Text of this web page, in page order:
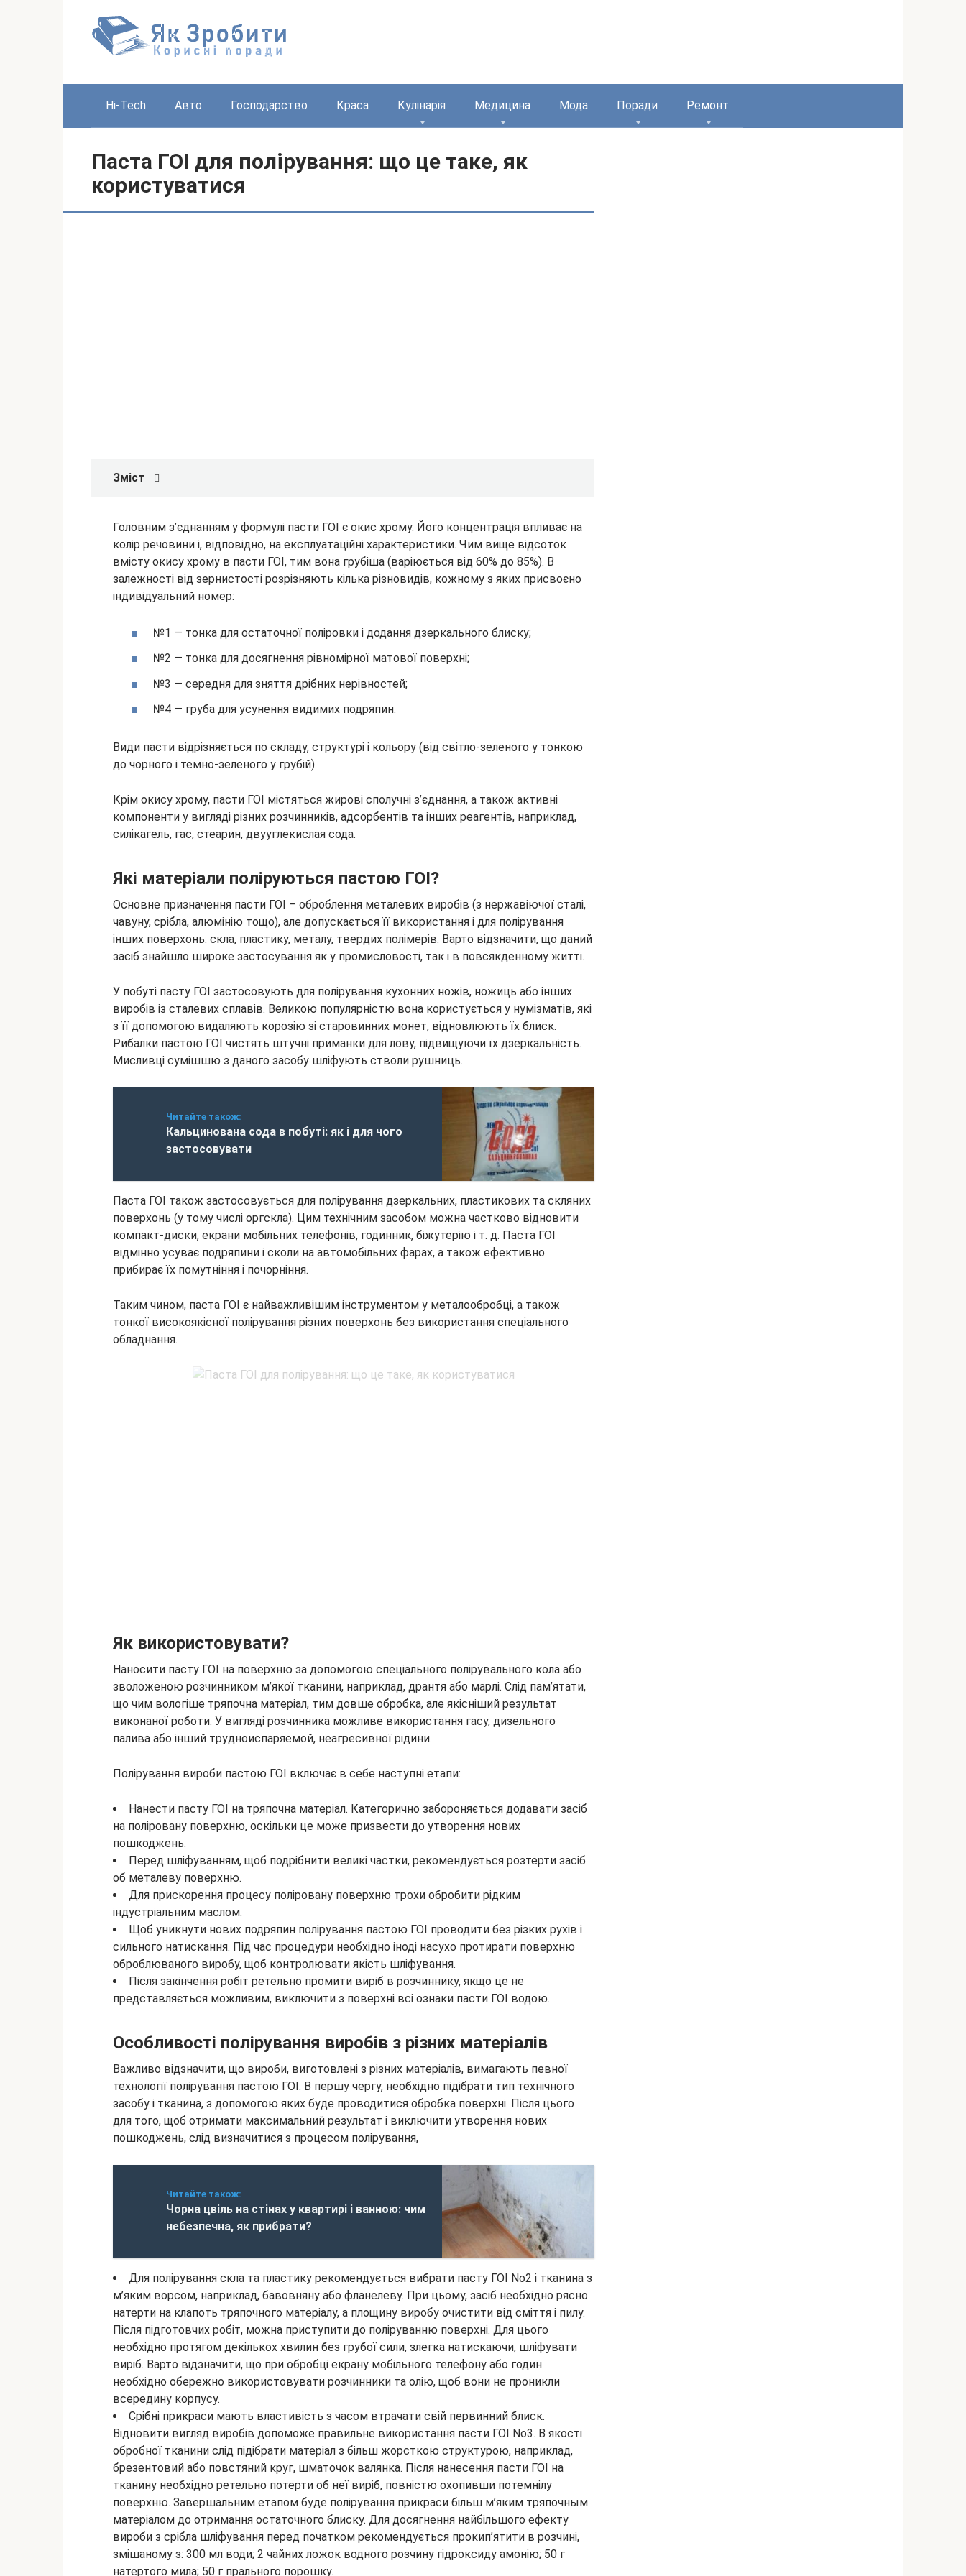
Hi-Tech Авто Господарство Краса Кулінарія Медицина Мода Поради Ремонт
Паста ГОІ для полірування: що це таке, як
користуватися
Зміст
Головним з’єднанням у формулі пасти ГОІ є окис хрому. Його концентрація впливає на
колір речовини і, відповідно, на експлуатаційні характеристики. Чим вище відсоток
вмісту окису хрому в пасти ГОІ, тим вона грубіша (варіюється від 60% до 85%). В
залежності від зернистості розрізняють кілька різновидів, кожному з яких присвоєно
індивідуальний номер:
№1 — тонка для остаточної поліровки і додання дзеркального блиску;
№2 — тонка для досягнення рівномірної матової поверхні;
№3 — середня для зняття дрібних нерівностей;
№4 — груба для усунення видимих подряпин.
Види пасти відрізняється по складу, структурі і кольору (від світло-зеленого у тонкою
до чорного і темно-зеленого у грубій).
Крім окису хрому, пасти ГОІ містяться жирові сполучні з’єднання, а також активні
компоненти у вигляді різних розчинників, адсорбентів та інших реагентів, наприклад,
силікагель, гас, стеарин, двууглекислая сода.
Які матеріали поліруються пастою ГОІ?
Основне призначення пасти ГОІ – оброблення металевих виробів (з нержавіючої сталі,
чавуну, срібла, алюмінію тощо), але допускається її використання і для полірування
інших поверхонь: скла, пластику, металу, твердих полімерів. Варто відзначити, що даний
засіб знайшло широке застосування як у промисловості, так і в повсякденному житті.
У побуті пасту ГОІ застосовують для полірування кухонних ножів, ножиць або інших
виробів із сталевих сплавів. Великою популярністю вона користується у нумізматів, які
з її допомогою видаляють корозію зі старовинних монет, відновлюють їх блиск.
Рибалки пастою ГОІ чистять штучні приманки для лову, підвищуючи їх дзеркальність.
Мисливці сумішшю з даного засобу шліфують стволи рушниць.
Читайте також:
Кальцинована сода в побуті: як і для чого
застосовувати
Паста ГОІ також застосовується для полірування дзеркальних, пластикових та скляних
поверхонь (у тому числі оргскла). Цим технічним засобом можна частково відновити
компакт-диски, екрани мобільних телефонів, годинник, біжутерію і т. д. Паста ГОІ
відмінно усуває подряпини і сколи на автомобільних фарах, а також ефективно
прибирає їх помутніння і почорніння.
Таким чином, паста ГОІ є найважливішим інструментом у металообробці, а також
тонкої високоякісної полірування різних поверхонь без використання спеціального
обладнання.
Як використовувати?
Наносити пасту ГОІ на поверхню за допомогою спеціального полірувального кола або
зволоженою розчинником м’якої тканини, наприклад, дрантя або марлі. Слід пам’ятати,
що чим вологіше тряпочна матеріал, тим довше обробка, але якісніший результат
виконаної роботи. У вигляді розчинника можливе використання гасу, дизельного
палива або інший трудноиспаряемой, неагресивної рідини.
Полірування вироби пастою ГОІ включає в себе наступні етапи:
Нанести пасту ГОІ на тряпочна матеріал. Категорично забороняється додавати засіб
на поліровану поверхню, оскільки це може призвести до утворення нових
пошкоджень.
Перед шліфуванням, щоб подрібнити великі частки, рекомендується розтерти засіб
об металеву поверхню.
Для прискорення процесу поліровану поверхню трохи обробити рідким
індустріальним маслом.
Щоб уникнути нових подряпин полірування пастою ГОІ проводити без різких рухів і
сильного натискання. Під час процедури необхідно іноді насухо протирати поверхню
оброблюваного виробу, щоб контролювати якість шліфування.
Після закінчення робіт ретельно промити виріб в розчиннику, якщо це не
представляється можливим, виключити з поверхні всі ознаки пасти ГОІ водою.
Особливості полірування виробів з різних матеріалів
Важливо відзначити, що вироби, виготовлені з різних матеріалів, вимагають певної
технології полірування пастою ГОІ. В першу чергу, необхідно підібрати тип технічного
засобу і тканина, з допомогою яких буде проводитися обробка поверхні. Після цього
для того, щоб отримати максимальний результат і виключити утворення нових
пошкоджень, слід визначитися з процесом полірування,
Читайте також:
Чорна цвіль на стінах у квартирі і ванною: чим
небезпечна, як прибрати?
Для полірування скла та пластику рекомендується вибрати пасту ГОІ No2 і тканина з
м’яким ворсом, наприклад, бавовняну або фланелеву. При цьому, засіб необхідно рясно
натерти на клапоть тряпочного матеріалу, а площину виробу очистити від сміття і пилу.
Після підготовчих робіт, можна приступити до поліруванню поверхні. Для цього
необхідно протягом декількох хвилин без грубої сили, злегка натискаючи, шліфувати
виріб. Варто відзначити, що при обробці екрану мобільного телефону або годин
необхідно обережно використовувати розчинники та олію, щоб вони не проникли
всередину корпусу.
Срібні прикраси мають властивість з часом втрачати свій первинний блиск.
Відновити вигляд виробів допоможе правильне використання пасти ГОІ No3. В якості
обробної тканини слід підібрати матеріал з більш жорсткою структурою, наприклад,
брезентовий або повстяний круг, шматочок валянка. Після нанесення пасти ГОІ на
тканину необхідно ретельно потерти об неї виріб, повністю охопивши потемнілу
поверхню. Завершальним етапом буде полірування прикраси більш м’яким тряпочным
матеріалом до отримання остаточного блиску. Для досягнення найбільшого ефекту
вироби з срібла шліфування перед початком рекомендується прокип’ятити в розчині,
змішаному з: 300 мл води; 2 чайних ложок водного розчину гідроксиду амонію; 50 г
натертого мила; 50 г прального порошку.